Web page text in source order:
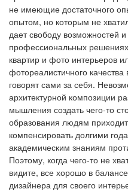
не имеющие достаточного
опытом, но которым не
дает свободу возможностей
профессиональных
квартир и фото интерьеров
фотореалистичного
говорят сами за себя.
архитектурной композиции
мышления создать чего-то
образования людям
компенсировать долгими
академическим знаниям
Поэтому, когда чего-то не
видите, все хорошо в
дизайнера для своего